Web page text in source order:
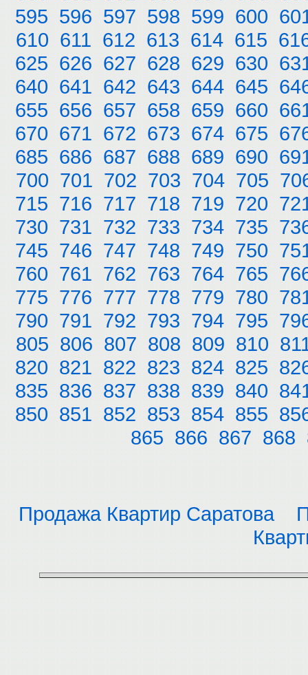
595 596 597 598 599 600
610 611 612 613 614 615
625 626 627 628 629 630
640 641 642 643 644 645
655 656 657 658 659 660
670 671 672 673 674 675
685 686 687 688 689 690
700 701 702 703 704 705
715 716 717 718 719 720
730 731 732 733 734 735
745 746 747 748 749 750
760 761 762 763 764 765
775 776 777 778 779 780
790 791 792 793 794 795
805 806 807 808 809 810
820 821 822 823 824 825
835 836 837 838 839 840
850 851 852 853 854 855
865 866 867 868
Продажа Квартир Саратова